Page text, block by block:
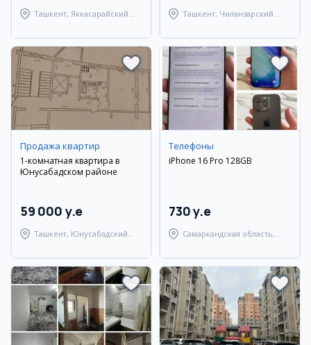
Ташкент, Яккасарайский
Ташкент, Чиланзарский
Продажа квартир
1-комнатная квартира в
Юнусабадском районе
59 000 y.e
Ташкент, Юнусабадский
Телефоны
iPhone 16 Pro 128GB
730 y.e
Самаркандская область,